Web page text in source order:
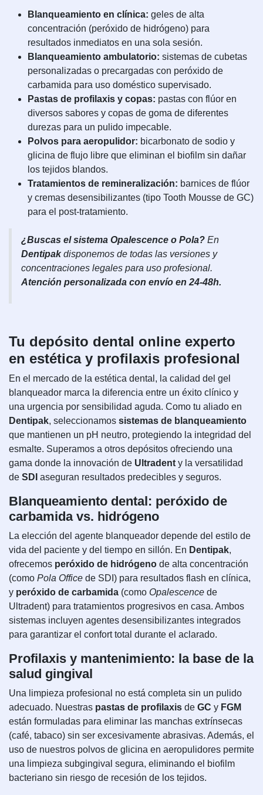
Blanqueamiento en clínica: geles de alta
concentración (peróxido de hidrógeno) para
resultados inmediatos en una sola sesión.
Blanqueamiento ambulatorio: sistemas de cubetas
personalizadas o precargadas con peróxido de
carbamida para uso doméstico supervisado.
Pastas de profilaxis y copas: pastas con flúor en
diversos sabores y copas de goma de diferentes
durezas para un pulido impecable.
Polvos para aeropulidor: bicarbonato de sodio y
glicina de flujo libre que eliminan el biofilm sin dañar
los tejidos blandos.
Tratamientos de remineralización: barnices de flúor
y cremas desensibilizantes (tipo Tooth Mousse de GC)
para el post-tratamiento.
¿Buscas el sistema Opalescence o Pola? En
Dentipakdisponemos de todas las versiones y
concentraciones legales para uso profesional.
Atención personalizada con envío en 24-48h.
Tu depósito dental online experto
en estética y profilaxis profesional
En el mercado de la estética dental, la calidad del gel
blanqueador marca la diferencia entre un éxito clínico y
una urgencia por sensibilidad aguda. Como tu aliado en
Dentipak, seleccionamos sistemas de blanqueamiento
que mantienen un pH neutro, protegiendo la integridad del
esmalte. Superamos a otros depósitos ofreciendo una
gama donde la innovación de Ultradent y la versatilidad
de SDI aseguran resultados predecibles y seguros.
Blanqueamiento dental: peróxido de
carbamida vs. hidrógeno
La elección del agente blanqueador depende del estilo de
vida del paciente y del tiempo en sillón. En Dentipak,
ofrecemos peróxido de hidrógeno de alta concentración
(como Pola Office de SDI) para resultados flash en clínica,
y peróxido de carbamida (como Opalescence de
Ultradent) para tratamientos progresivos en casa. Ambos
sistemas incluyen agentes desensibilizantes integrados
para garantizar el confort total durante el aclarado.
Profilaxis y mantenimiento: la base de la
salud gingival
Una limpieza profesional no está completa sin un pulido
adecuado. Nuestras pastas de profilaxis de GC y FGM
están formuladas para eliminar las manchas extrínsecas
(café, tabaco) sin ser excesivamente abrasivas. Además, el
uso de nuestros polvos de glicina en aeropulidores permite
una limpieza subgingival segura, eliminando el biofilm
bacteriano sin riesgo de recesión de los tejidos.